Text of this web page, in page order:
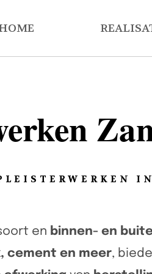
en binnen- en
cement en meer,